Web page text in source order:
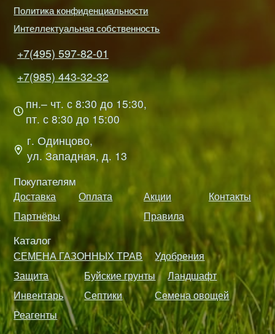
Политика конфиденциальности
Интеллектуальная собственность
+7(495) 597-82-01
+7(985) 443-32-32
пн.– чт. с 8:30 до 15:30,
пт. с 8:30 до 15:00
г. Одинцово,
ул. Западная, д. 13
Покупателям
Доставка Оплата Акции
Контакты
Партнёры
Правила
Каталог
СЕМЕНА ГАЗОННЫХ ТРАВ
Удобрения
Защита
Буйские грунты
Ландшафт
Инвентарь
Септики
Семена овощей
Реагенты